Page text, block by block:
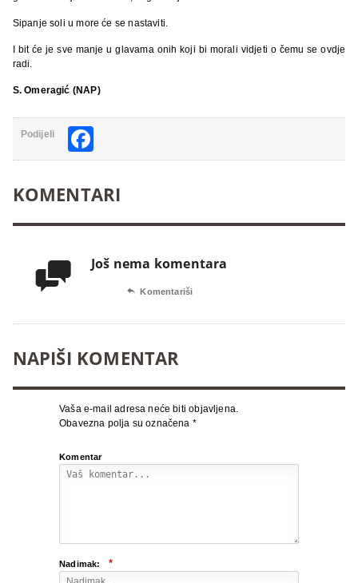
Sipanje soli u more će se nastaviti.
I bit će je sve manje u glavama onih koji bi morali vidjeti o čemu se ovdje
radi.
S. Omeragić (NAP)
Podijeli
KOMENTARI
 Još nema komentara
 Komentariši
NAPIŠI KOMENTAR
Vaša e-mail adresa neće biti objavljena.
Obavezna polja su označena *
Komentar
Nadimak: *